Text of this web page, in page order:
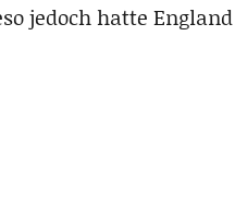
jedoch hatte England